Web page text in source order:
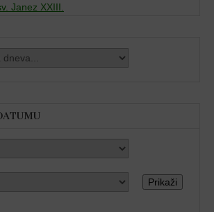
Janez XXIII.
Prikaži